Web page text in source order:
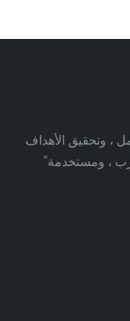
، وتحقيق الأهداف
، ومستخدمة